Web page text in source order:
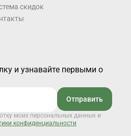
скидок
и узнавайте первыми о
Отправить
моих персональных данных и
конфиденциальности